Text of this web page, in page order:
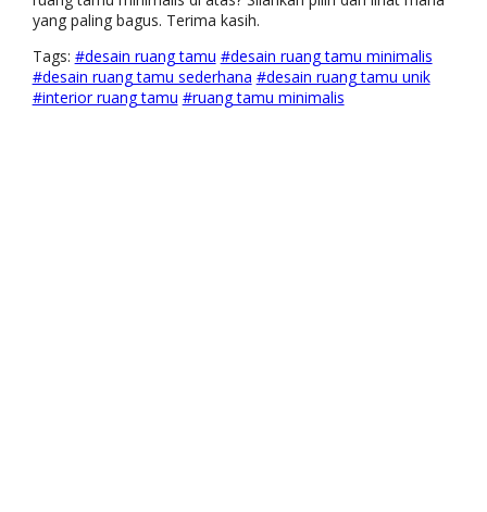
yang paling bagus. Terima kasih.
Tags: #desain ruang tamu #desain ruang tamu minimalis
#desain ruang tamu sederhana #desain ruang tamu unik
#interior ruang tamu #ruang tamu minimalis